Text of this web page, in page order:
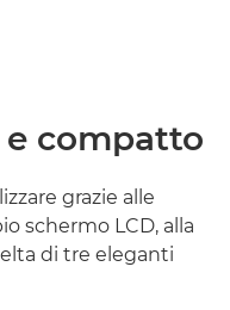
e compatto
grazie alle
schermo LCD, alla
di tre eleganti